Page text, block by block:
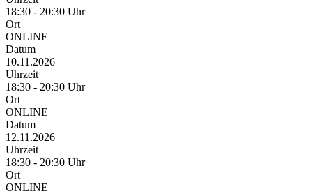
18:30 - 20:30 Uhr
Ort
ONLINE
Datum
10.11.2026
Uhrzeit
18:30 - 20:30 Uhr
Ort
ONLINE
Datum
12.11.2026
Uhrzeit
18:30 - 20:30 Uhr
Ort
ONLINE